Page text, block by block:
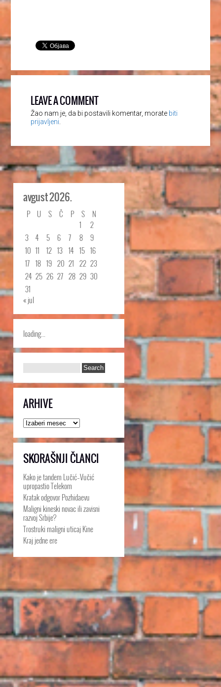
LEAVE A COMMENT
Žao nam je, da bi postavili komentar, morate biti
prijavljeni
avgust 2026.
P U S Č P S
N
1
2
3
4 5 6 7 8
9
10 11 12 13 14 15 16
17 18 19 20 21 22 23
24 25 26 27 28 29 30
31
« jul
loading...
ARHIVE
Arhive
SKORAŠNJI ČLANCI
Kako je tandem Lučić–Vučić
upropastio Telekom
Kratak odgovor Pozhidaevu
Maligni kineski novac ili zavisni
razvoj Srbije?
Trostruki maligni uticaj Kine
Kraj jedne ere